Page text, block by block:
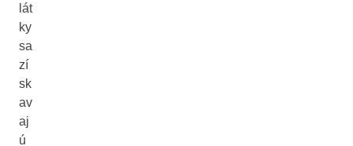
lát
ky
sa
zí
sk
av
aj
ú